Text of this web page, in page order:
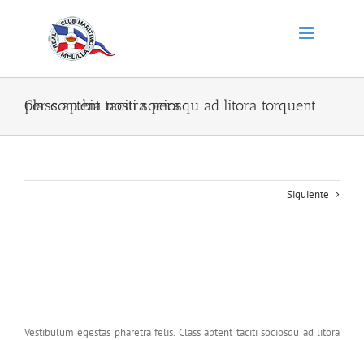
Class aptent taciti sociosqu ad litora torquent per conubia nostra pers.
Siguiente
Vestibulum egestas pharetra felis. Class aptent taciti sociosqu ad litora